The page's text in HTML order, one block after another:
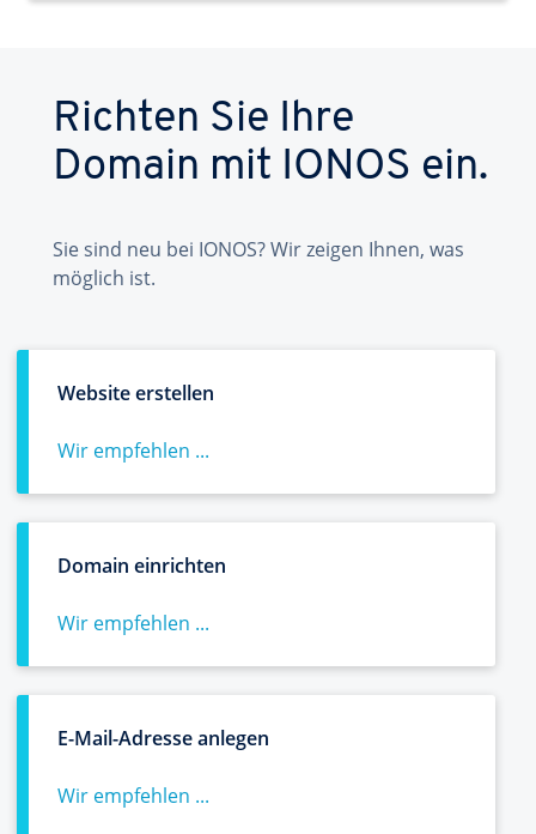
Richten Sie Ihre
Domain mit IONOS ein.
Sie sind neu bei IONOS? Wir zeigen Ihnen, was
möglich ist.
Website erstellen
Wir empfehlen ...
Domain einrichten
Wir empfehlen ...
E-Mail-Adresse anlegen
Wir empfehlen ...